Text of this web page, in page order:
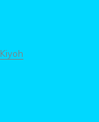
Kiyoh